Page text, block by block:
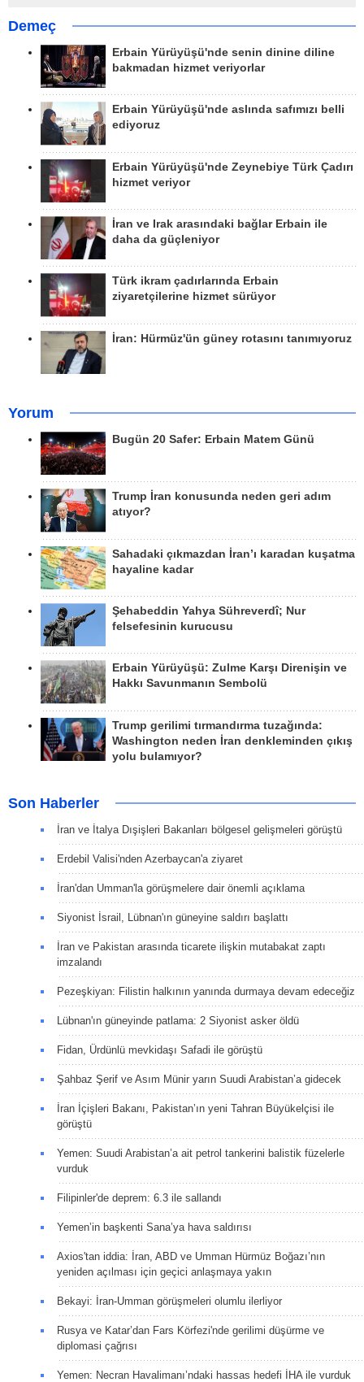
Demeç
Erbain Yürüyüşü'nde senin dinine diline
bakmadan hizmet veriyorlar
Erbain Yürüyüşü'nde aslında safımızı belli
ediyoruz
Erbain Yürüyüşü'nde Zeynebiye Türk Çadırı
hizmet veriyor
İran ve Irak arasındaki bağlar Erbain ile
daha da güçleniyor
Türk ikram çadırlarında Erbain
ziyaretçilerine hizmet sürüyor
İran: Hürmüz'ün güney rotasını tanımıyoruz
Yorum
Bugün 20 Safer: Erbain Matem Günü
Trump İran konusunda neden geri adım
atıyor?
Sahadaki çıkmazdan İran’ı karadan kuşatma
hayaline kadar
Şehabeddin Yahya Sühreverdî; Nur
felsefesinin kurucusu
Erbain Yürüyüşü: Zulme Karşı Direnişin ve
Hakkı Savunmanın Sembolü
Trump gerilimi tırmandırma tuzağında:
Washington neden İran denkleminden çıkış
yolu bulamıyor?
Son Haberler
İran ve İtalya Dışişleri Bakanları bölgesel gelişmeleri görüştü
Erdebil Valisi'nden Azerbaycan'a ziyaret
İran'dan Umman'la görüşmelere dair önemli açıklama
Siyonist İsrail, Lübnan'ın güneyine saldırı başlattı
İran ve Pakistan arasında ticarete ilişkin mutabakat zaptı
imzalandı
Pezeşkiyan: Filistin halkının yanında durmaya devam edeceğiz
Lübnan'ın güneyinde patlama: 2 Siyonist asker öldü
Fidan, Ürdünlü mevkidaşı Safadi ile görüştü
Şahbaz Şerif ve Asım Münir yarın Suudi Arabistan’a gidecek
İran İçişleri Bakanı, Pakistan’ın yeni Tahran Büyükelçisi ile
görüştü
Yemen: Suudi Arabistan’a ait petrol tankerini balistik füzelerle
vurduk
Filipinler'de deprem: 6.3 ile sallandı
Yemen’in başkenti Sana’ya hava saldırısı
Axios'tan iddia: İran, ABD ve Umman Hürmüz Boğazı’nın
yeniden açılması için geçici anlaşmaya yakın
Bekayi: İran-Umman görüşmeleri olumlu ilerliyor
Rusya ve Katar’dan Fars Körfezi'nde gerilimi düşürme ve
diplomasi çağrısı
Yemen: Necran Havalimanı’ndaki hassas hedefi İHA ile vurduk